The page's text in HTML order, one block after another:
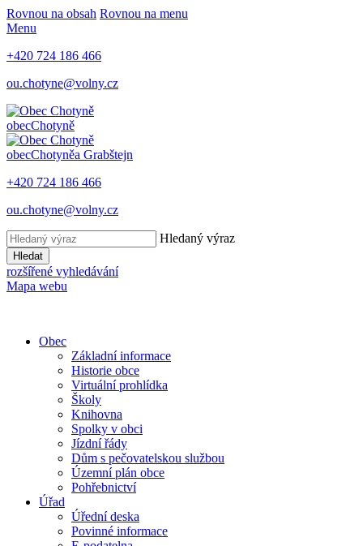
Rovnou na obsah Rovnou na menu
Menu
+420 724 186 466
ou.chotyne@volny.cz
obecChotyně
obecChotyněa Grabštejn
+420 724 186 466
ou.chotyne@volny.cz
Hledaný výraz
Hledat
rozšířené vyhledávání
Mapa webu
Obec
Základní informace
Historie obce
Virtuální prohlídka
Školy
Knihovna
Spolky v obci
Jízdní řády
Dům s pečovatelskou službou
Územní plán obce
Pohřebnictví
Úřad
Úřední deska
Povinné informace